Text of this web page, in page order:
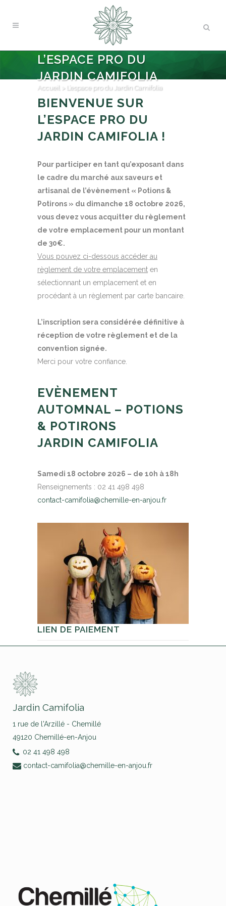
L’ESPACE PRO DU
JARDIN CAMIFOLIA
Accueil > L’espace pro du Jardin Camifolia
BIENVENUE SUR
L’ESPACE PRO DU
JARDIN CAMIFOLIA !
Pour participer en tant qu’exposant dans
le cadre du marché aux saveurs et
artisanal de l’évènement « Potions &
Potirons » du dimanche 18 octobre 2026,
vous devez vous acquitter du règlement
de votre emplacement pour un montant
de 30€.
Vous pouvez ci-dessous accéder au
règlement de votre emplacement en
sélectionnant un emplacement et en
procédant à un règlement par carte bancaire.
L’inscription sera considérée définitive à
réception de votre règlement et de la
convention signée.
Merci pour votre confiance.
EVÈNEMENT
AUTOMNAL – POTIONS
& POTIRONS
JARDIN CAMIFOLIA
Samedi 18 octobre 2026 – de 10h à 18h
Renseignements : 02 41 498 498
contact-camifolia@chemille-en-anjou.fr
LIEN DE PAIEMENT
Jardin Camifolia
1 rue de l'Arzillé - Chemillé
49120 Chemillé-en-Anjou
02 41 498 498
contact-camifolia@chemille-en-anjou.fr